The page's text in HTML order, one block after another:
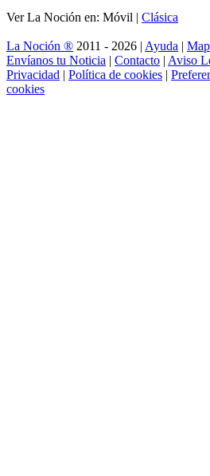
Ver La Noción en: Móvil | Clásica
La Noción ® 2011 - 2026 | Ayuda |
Envíanos tu Noticia | Contacto | Aviso
Privacidad | Política de cookies |
cookies